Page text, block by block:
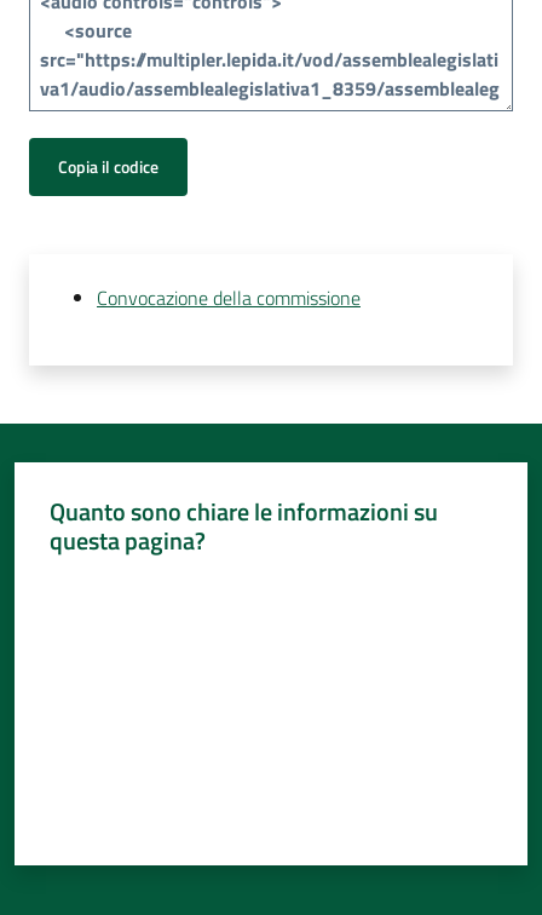
cittadini
Copia il codice
Convocazione della commissione
Quanto sono chiare le informazioni su
questa pagina?